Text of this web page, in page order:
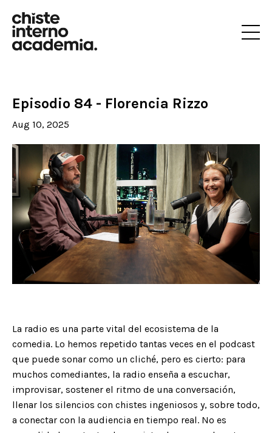
Episodio 84 - Florencia Rizzo
Aug 10, 2025
La radio es una parte vital del ecosistema de la
comedia. Lo hemos repetido tantas veces en el podcast
que puede sonar como un cliché, pero es cierto: para
muchos comediantes, la radio enseña a escuchar,
improvisar, sostener el ritmo de una conversación,
llenar los silencios con chistes ingeniosos y, sobre todo,
a conectar con la audiencia en tiempo real. No es